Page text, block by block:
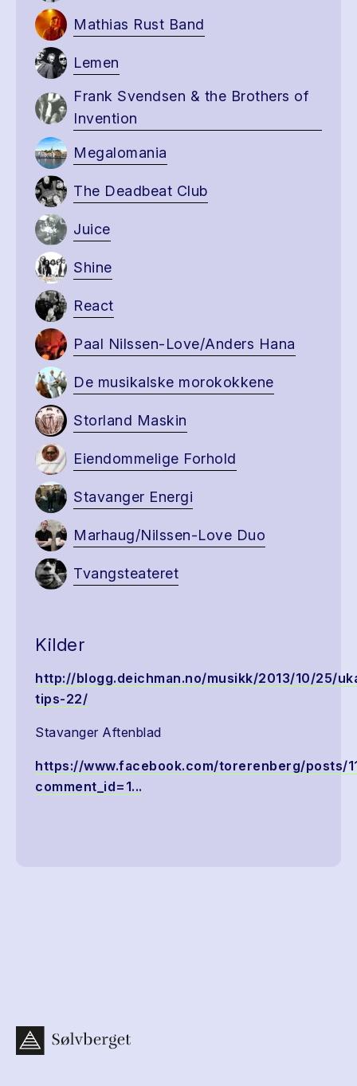
Mathias Rust Band
Lemen
Frank Svendsen & the Brothers of
Invention
Megalomania
The Deadbeat Club
Juice
Shine
React
Paal Nilssen-Love/Anders Hana
De musikalske morokokkene
Storland Maskin
Eiendommelige Forhold
Stavanger Energi
Marhaug/Nilssen-Love Duo
Tvangsteateret
Kilder
http://blogg.deichman.no/musikk/2013/10/25/
tips-22/
Stavanger Aftenblad
https://www.facebook.com/torerenberg/posts/
comment_id=1...